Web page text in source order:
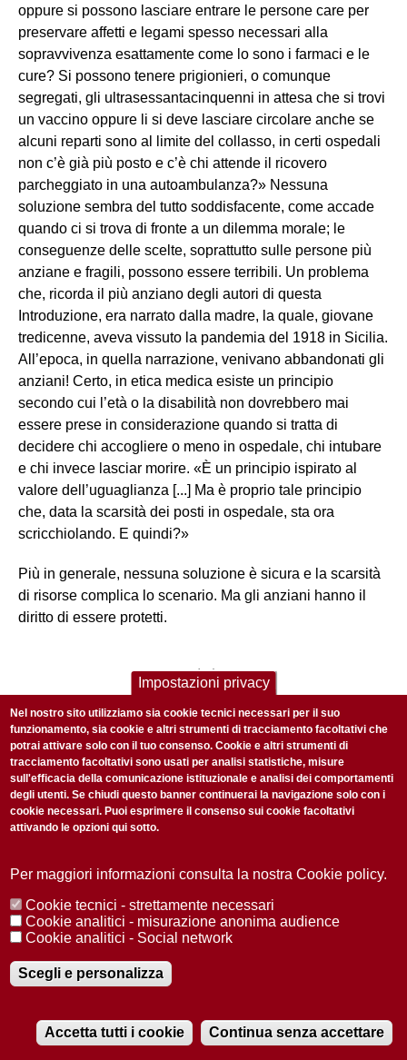
oppure si possono lasciare entrare le persone care per
preservare affetti e legami spesso necessari alla
sopravvivenza esattamente come lo sono i farmaci e le
cure? Si possono tenere prigionieri, o comunque
segregati, gli ultrasessantacinquenni in attesa che si trovi
un vaccino oppure li si deve lasciare circolare anche se
alcuni reparti sono al limite del collasso, in certi ospedali
non c’è già più posto e c’è chi attende il ricovero
parcheggiato in una autoambulanza?» Nessuna
soluzione sembra del tutto soddisfacente, come accade
quando ci si trova di fronte a un dilemma morale; le
conseguenze delle scelte, soprattutto sulle persone più
anziane e fragili, possono essere terribili. Un problema
che, ricorda il più anziano degli autori di questa
Introduzione, era narrato dalla madre, la quale, giovane
tredicenne, aveva vissuto la pandemia del 1918 in Sicilia.
All’epoca, in quella narrazione, venivano abbandonati gli
anziani! Certo, in etica medica esiste un principio
secondo cui l’età o la disabilità non dovrebbero mai
essere prese in considerazione quando si tratta di
decidere chi accogliere o meno in ospedale, chi intubare
e chi invece lasciar morire. «È un principio ispirato al
valore dell’uguaglianza [...] Ma è proprio tale principio
che, data la scarsità dei posti in ospedale, sta ora
scricchiolando. E quindi?»
Più in generale, nessuna soluzione è sicura e la scarsità
di risorse complica lo scenario. Ma gli anziani hanno il
diritto di essere protetti.
“
come si fa a difendere senza isolare e curare
senza scegliere? Come si fa a riconoscere a
tutti la stessa dignità?
E, per contro, come si fa a difendere senza isolare e
la stessa dignità?
Già nei primi mesi della pandemia, dai numeri di marzo
2020,Lancet Psychiatrypubblicava numerosi articoli che,
lockdown, sottolineavano con insistenza la necessità di
mentale dei gruppi più fragili, e sull’impatto del continuo
bombardamento di contenuti mediatici sul covid-19. Le
Impostazioni privacy
Nel nostro sito utilizziamo sia cookie tecnici necessari per il suo
funzionamento, sia cookie e altri strumenti di tracciamento facoltativi che
potrai attivare solo con il tuo consenso. Cookie e altri strumenti di
tracciamento facoltativi sono usati per analisi statistiche, misure
sull'efficacia della comunicazione istituzionale e analisi dei comportamenti
degli utenti. Se chiudi questo banner continuerai la navigazione solo con i
cookie necessari. Puoi esprimere il consenso sui cookie facoltativi
attivando le opzioni qui sotto.
Per maggiori informazioni consulta la nostra Cookie policy.
Cookie tecnici - strettamente necessari
Cookie analitici - misurazione anonima audience
Cookie analitici - Social network
Scegli e personalizza
Accetta tutti i cookie Continua senza accettare